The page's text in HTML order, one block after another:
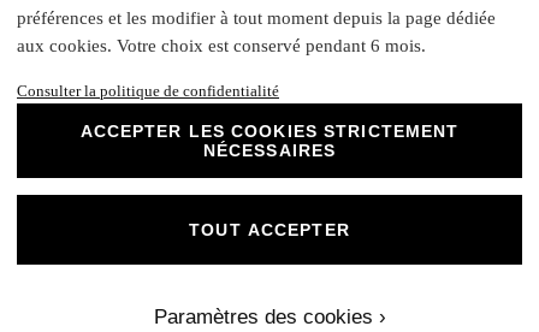
Etiquette bouteille: Elles ont une taille unique, pensée
pour convenir à la majorité des bouteilles : 14 x 10 cm
parfait pour des faire-part de mariage, des
remerciements et bien plus encore. Optez
pour ce papier de haute qualité pour un
résultat impeccable qui ravira vos invités et
marquera l'élégance de vos évènements
créativité et personnalisez nos papiers Mat
préférences et les modifier à tout moment depuis la page dédiée
aux cookies. Votre choix est conservé pendant 6 mois.
Consulter la politique de confidentialité
ACCEPTER LES COOKIES STRICTEMENT
NÉCESSAIRES
Paramètres des cookies ›
TOUT ACCEPTER